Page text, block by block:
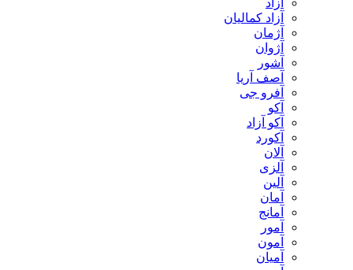
آزاد
آزاد کمالیان
آژمان
آژوان
آشور
آصف آریا
آفرو جی
آکو
آکو آزاد
آکورد
آلان
آلزی
آلین
آمان
آمانج
آمور
آمون
آمیان